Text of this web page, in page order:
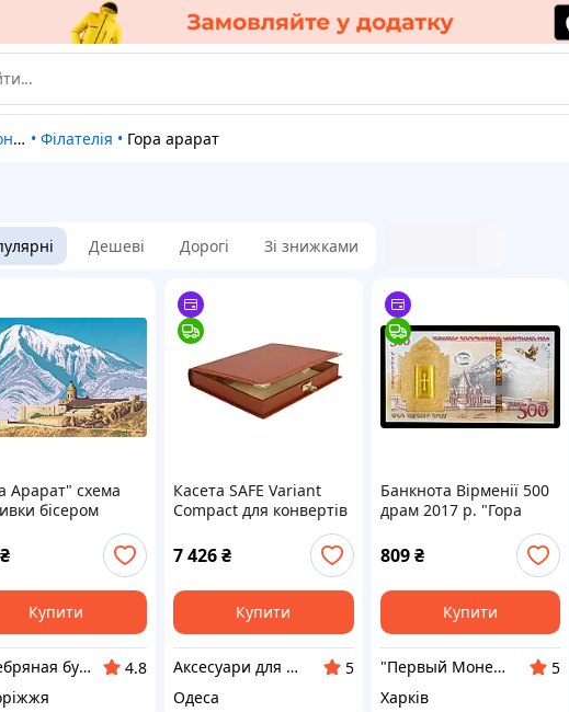
• Філателія • Гора арарат
Дешеві Дорогі Зі знижками
Арарат" схема
бісером
₴
Купити
Серебряная бусинка
4.8
Касета SAFE Variant
Compact для конвертів
7 426₴
Купити
Аксесуари для колекціонерів SAFE
5
Одеса
Банкнота Вірменії 500
драм 2017 р. "Гора
Арарат. Ноев ковчег"
809 ₴
Купити
"Первый Монетный" Интернет-магазин
5
Харків